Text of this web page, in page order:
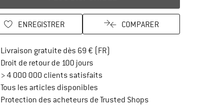
ENREGISTRER COMPARER
Livraison gratuite dès 69 € (FR)
Droit de retour de 100 joursTrouve les informations de
> 4 000 000 clients satisfaits
Tous les articles disponibles
Protection des acheteurs de Trusted ShopsTrouve toutes les